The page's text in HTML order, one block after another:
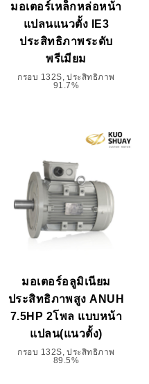
มอเตอร์เหล็กหล่อหน้า
แปลนแนวตั้ง IE3
ประสิทธิภาพระดับ
พรีเมียม
กรอบ 132S, ประสิทธิภาพ
91.7%
มอเตอร์อลูมิเนียม
ประสิทธิภาพสูง ANUH
7.5HP 2โพล แบบหน้า
แปลน(แนวตั้ง)
กรอบ 132S, ประสิทธิภาพ
89.5%